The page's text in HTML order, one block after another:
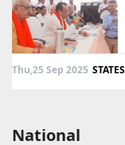
Thu,25 Sep 2025 STATES
National